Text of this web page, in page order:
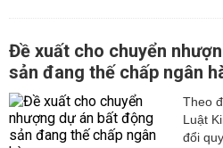
Đề xuất cho chuyển
sản đang thế chấp ngân
Theo
Luật
đổi